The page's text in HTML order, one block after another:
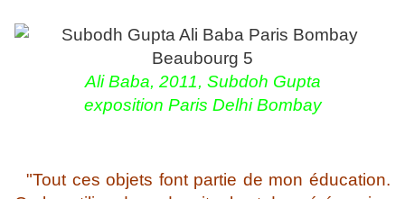
Ali Baba, 2011, Subdoh Gupta
exposition Paris Delhi Bombay
"Tout ces objets font partie de mon éducation.